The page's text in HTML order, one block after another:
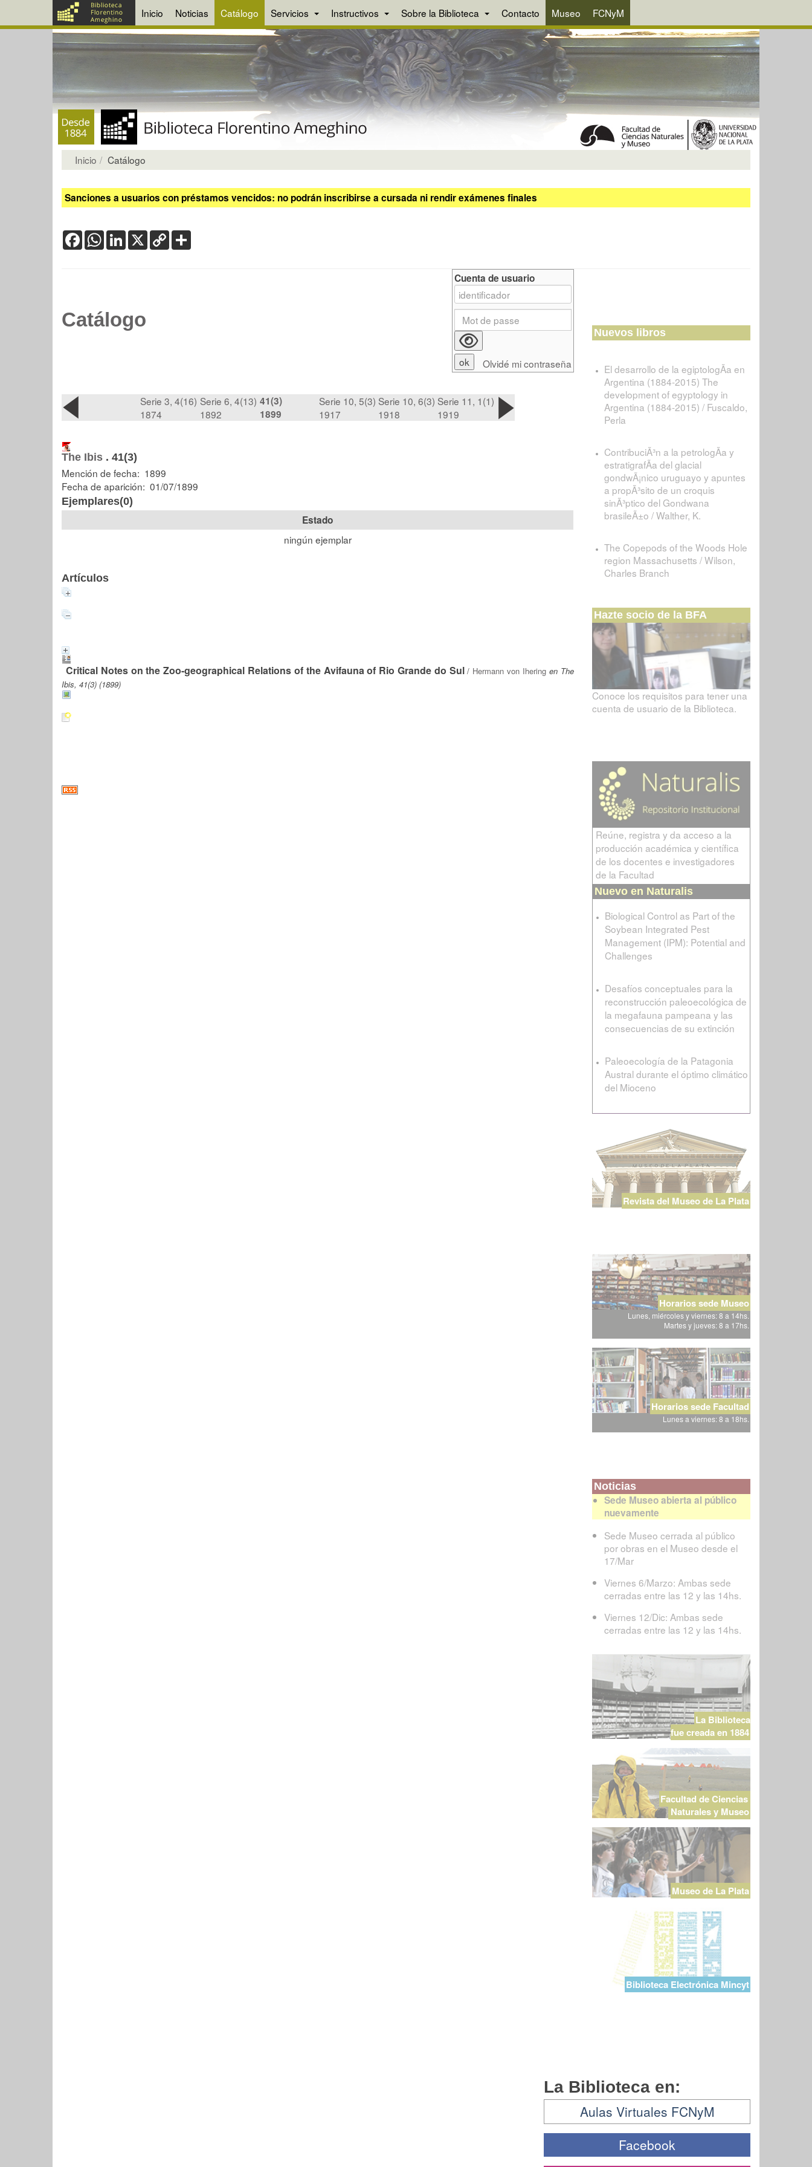
Inicio Noticias Catálogo Servicios Instructivos Sobre la Biblioteca Contacto Museo FCNyM
Inicio Catálogo
Sanciones a usuarios con préstamos vencidos: no podrán inscribirse a cursada ni rendir exámenes finales
FacebookWhatsApp
LinkedIn
X Copy
Link
Catálogo
Serie 3, 4(16)
1874
Serie 6, 4(13)
1892
41(3)
1899
Serie 10, 5(3)
1917
Serie 10, 6(3)
1918
Serie 11, 1(1)
1919
The Ibis . 41(3)
Mención de fecha: 1899
Fecha de aparición: 01/07/1899
Ejemplares(0)
Estado
ningún ejemplar
Artículos
Critical Notes on the Zoo-geographical Relations of the Avifauna of Rio Grande do Sul/ Hermann von Ihering en The
Ibis, 41(3) (1899)
Cuenta de usuario
Olvidé mi contraseña
Nuevos libros
El desarrollo de la egiptologÃ­a en
Argentina (1884-2015) The
development of egyptology in
Argentina (1884-2015) / Fuscaldo,
Perla
ContribuciÃ³n a la petrologÃ­a y
estratigrafÃ­a del glacial
gondwÃ¡nico uruguayo y apuntes
a propÃ³sito de un croquis
sinÃ³ptico del Gondwana
brasileÃ±o / Walther, K.
The Copepods of the Woods Hole
region Massachusetts / Wilson,
Charles Branch
Hazte socio de la BFA
Conoce los requisitos para tener una
cuenta de usuario de la Biblioteca.
Reúne, registra y da acceso a la
producción académica y científica
de los docentes e investigadores
de la Facultad
Nuevo en Naturalis
Biological Control as Part of the
Soybean Integrated Pest
Management (IPM): Potential and
Challenges
Desafíos conceptuales para la
reconstrucción paleoecológica de
la megafauna pampeana y las
consecuencias de su extinción
Paleoecología de la Patagonia
Austral durante el óptimo climático
del Mioceno
Revista del Museo de La Plata
Horarios sede Museo
Lunes, miércoles y viernes: 8 a 14hs.
Martes y jueves: 8 a 17hs.
Horarios sede Facultad
Lunes a viernes: 8 a 18hs.
Noticias
Sede Museo abierta al público
nuevamente
Sede Museo cerrada al público
por obras en el Museo desde el
17/Mar
Viernes 6/Marzo: Ambas sede
cerradas entre las 12 y las 14hs.
Viernes 12/Dic: Ambas sede
cerradas entre las 12 y las 14hs.
La Biblioteca
fue creada en 1884
Facultad de Ciencias
Naturales y Museo
Museo de La Plata
Biblioteca Electrónica Mincyt
La Biblioteca en:
Aulas Virtuales FCNyM
Facebook